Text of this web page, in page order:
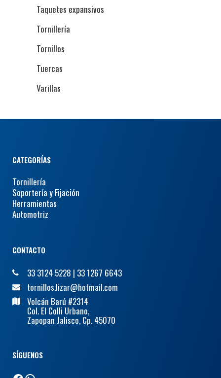
Taquetes expansivos
Tornillería
Tornillos
Tuercas
Varillas
CATEGORÍAS
Tornillería
Soportería y Fijación
Herramientas
Automotriz
CONTACTO
33 3124 5228 | 33 1267 6643
tornillos.lizar@hotmail.com
Volcán Barú #2314
Col. El Colli Urbano,
Zapopan Jalisco, Cp. 45070
SÍGUENOS